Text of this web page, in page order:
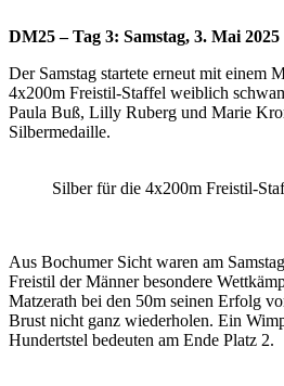
DM25 – Tag 3: Samstag, 3. Mai 2025
Der Samstag startete erneut mit einem
4x200m Freistil-Staffel weiblich
Paula Buß, Lilly Ruberg und Marie
Silbermedaille.
Silber für die 4x200m Freistil-
Aus Bochumer Sicht waren am
Freistil der Männer besondere
Matzerath bei den 50m seinen Erfolg
Brust nicht ganz wiederholen. Ein
Hundertstel bedeuten am Ende Platz 2.